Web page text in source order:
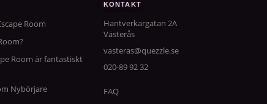
Room
Room är fantastiskt
Nybörjare
KONTAKT
Hantverkargatan 2A
Västerås
vasteras@quezzle.se
020-89 92 32
FAQ